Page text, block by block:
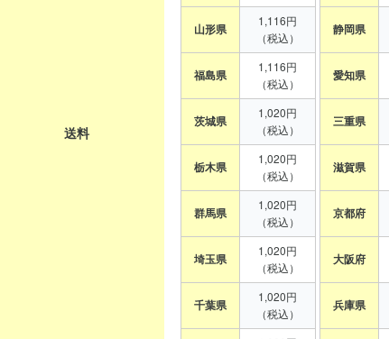
送料
山形県
1,116円
（税込）
福島県
1,116円
（税込）
茨城県
1,020円
（税込）
栃木県
1,020円
（税込）
群馬県
1,020円
（税込）
埼玉県
1,020円
（税込）
千葉県
1,020円
（税込）
静岡県
愛知県
三重県
滋賀県
京都府
大阪府
兵庫県